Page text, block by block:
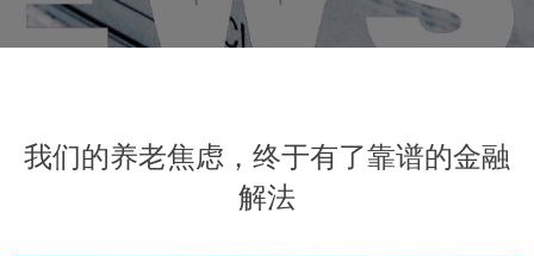
我们的养老焦虑，终于有了靠谱的金融
解法